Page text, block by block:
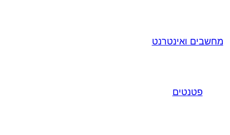
מחשבים ואינטרנט
פטנטים